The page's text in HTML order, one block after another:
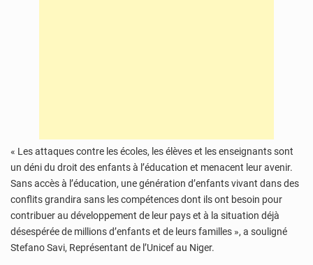
« Les attaques contre les écoles, les élèves et les enseignants sont
un déni du droit des enfants à l’éducation et menacent leur avenir.
Sans accès à l’éducation, une génération d’enfants vivant dans des
conflits grandira sans les compétences dont ils ont besoin pour
contribuer au développement de leur pays et à la situation déjà
désespérée de millions d’enfants et de leurs familles », a souligné
Stefano Savi, Représentant de l’Unicef au Niger.